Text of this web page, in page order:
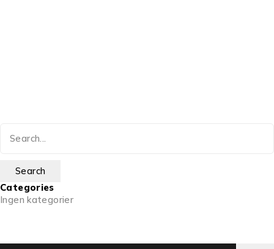
Categories
Ingen kategorier